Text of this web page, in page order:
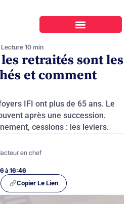
Lecture 10 min
retraités sont les
et comment
IFI ont plus de 65 ans. Le
après une succession.
cessions : les leviers.
en chef
à 16:46
Copier Le Lien